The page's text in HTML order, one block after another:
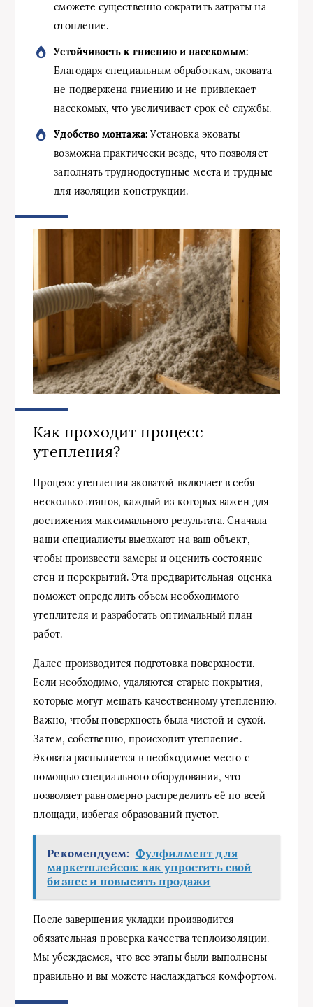
сможете существенно сократить затраты на
отопление.
Устойчивость к гниению и насекомым:
Благодаря специальным обработкам, эковата
не подвержена гниению и не привлекает
насекомых, что увеличивает срок её службы.
Удобство монтажа:Установка эковаты
возможна практически везде, что позволяет
заполнять труднодоступные места и трудные
для изоляции конструкции.
Как проходит процесс
утепления?
Процесс утепления эковатой включает в себя
несколько этапов, каждый из которых важен для
достижения максимального результата. Сначала
наши специалисты выезжают на ваш объект,
чтобы произвести замеры и оценить состояние
стен и перекрытий. Эта предварительная оценка
поможет определить объем необходимого
утеплителя и разработать оптимальный план
работ.
Далее производится подготовка поверхности.
Если необходимо, удаляются старые покрытия,
которые могут мешать качественному утеплению.
Важно, чтобы поверхность была чистой и сухой.
Затем, собственно, происходит утепление.
Эковата распыляется в необходимое место с
помощью специального оборудования, что
позволяет равномерно распределить её по всей
площади, избегая образований пустот.
Рекомендуем: Фулфилмент для
маркетплейсов: как упростить свой
бизнес и повысить продажи
После завершения укладки производится
обязательная проверка качества теплоизоляции.
Мы убеждаемся, что все этапы были выполнены
правильно и вы можете наслаждаться комфортом.